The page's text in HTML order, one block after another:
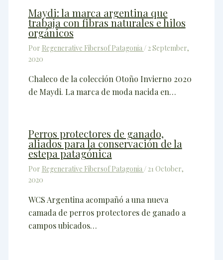
Maydi: la marca argentina que
trabaja con fibras naturales e hilos
orgánicos
Por Regenerative Fibersof Patagonia/2 September,
2020
Chaleco de la colección Otoño Invierno 2020
de Maydi. La marca de moda nacida en…
Perros protectores de ganado,
aliados para la conservación de la
estepa patagónica
Por Regenerative Fibersof Patagonia/21 October,
2020
WCS Argentina acompañó a una nueva
camada de perros protectores de ganado a
campos ubicados…